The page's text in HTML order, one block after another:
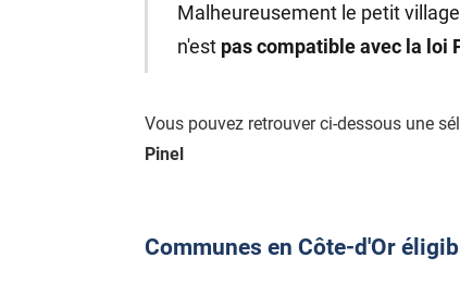
Malheureusement le petit
n'est pas compatible avec la loi
Vous pouvez retrouver ci-dessous une
Pinel
Communes en Côte-d'Or